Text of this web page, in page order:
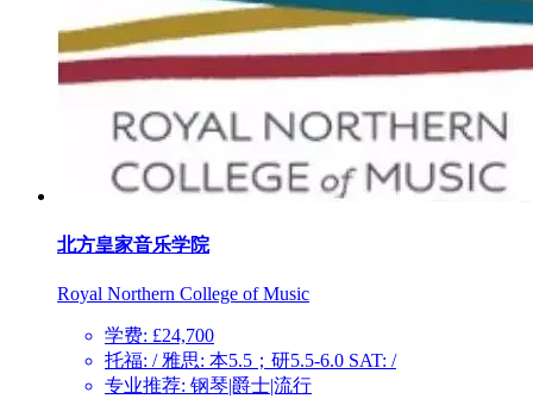
北方皇家音乐学院
Royal Northern College of Music
学费: £24,700
托福: / 雅思: 本5.5；研5.5-6.0 SAT: /
专业推荐: 钢琴|爵士|流行